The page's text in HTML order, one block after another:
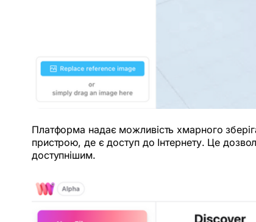
Платформа надає можливість хмарного
пристрою, де є доступ до Інтернету. Це
доступнішим.